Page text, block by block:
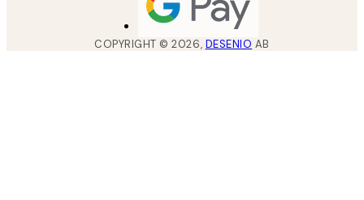
COPYRIGHT ©2026, DESENIO AB